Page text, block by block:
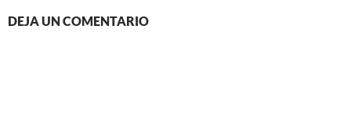
DEJA UN COMENTARIO